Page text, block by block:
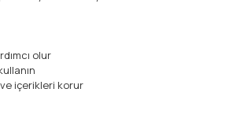
olur
içerikleri korur